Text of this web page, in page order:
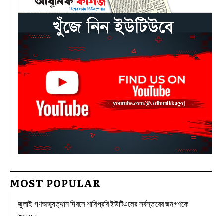
MOST POPULAR
জুলাই গণঅভ্যুত্থান দিবসে শাবিপ্রবি ইউটিএলের সর্বস্তরের জনগণকে